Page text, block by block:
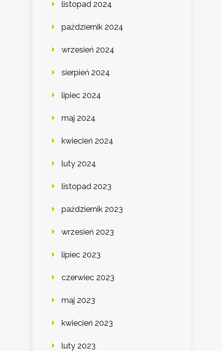
listopad 2024
październik 2024
wrzesień 2024
sierpień 2024
lipiec 2024
maj 2024
kwiecień 2024
luty 2024
listopad 2023
październik 2023
wrzesień 2023
lipiec 2023
czerwiec 2023
maj 2023
kwiecień 2023
luty 2023